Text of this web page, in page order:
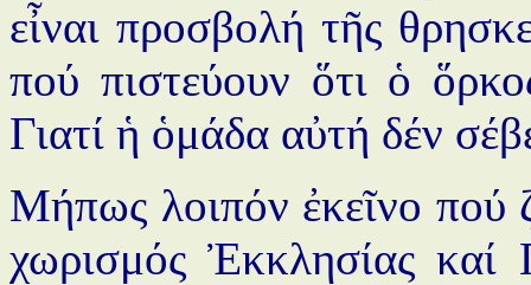
εἶναι προσβολή τῆς
πού πιστεύουν ὅτι ὁ
Γιατί ἡ ὁμάδα αὐτή δέν
Μήπως λοιπόν ἐκεῖνο πού
χωρισμός Ἐκκλησίας καί